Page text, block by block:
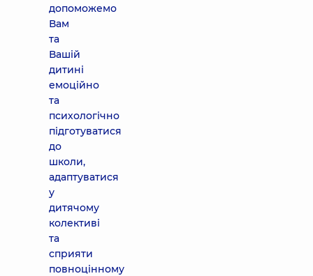
допоможемо
Вам
та
Вашій
дитині
емоційно
та
психологічно
підготуватися
до
школи,
адаптуватися
у
дитячому
колективі
та
сприяти
повноцінному